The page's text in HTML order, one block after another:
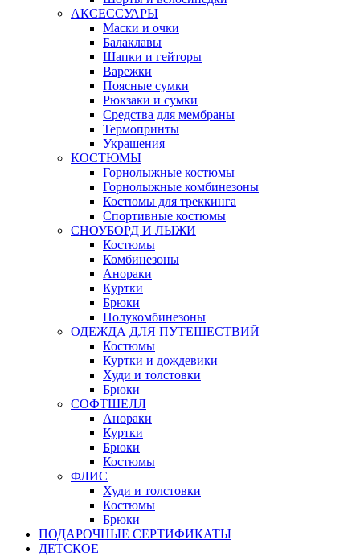
АКСЕССУАРЫ
Маски и очки
Балаклавы
Шапки и гейторы
Варежки
Поясные сумки
Рюкзаки и сумки
Средства для мембраны
Термопринты
Украшения
КОСТЮМЫ
Горнолыжные костюмы
Горнолыжные комбинезоны
Костюмы для треккинга
Спортивные костюмы
СНОУБОРД И ЛЫЖИ
Костюмы
Комбинезоны
Анораки
Куртки
Брюки
Полукомбинезоны
ОДЕЖДА ДЛЯ ПУТЕШЕСТВИЙ
Костюмы
Куртки и дождевики
Худи и толстовки
Брюки
СОФТШЕЛЛ
Анораки
Куртки
Брюки
Костюмы
ФЛИС
Худи и толстовки
Костюмы
Брюки
ПОДАРОЧНЫЕ СЕРТИФИКАТЫ
ДЕТСКОЕ